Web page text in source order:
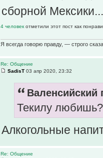
сборной
4 человек отметили этот пост как
Я всегда говорю правду, — строго
Re: Общение
SadisT 03 апр 2020, 23:32
Валенсийский
Текилу любишь?
Алкогольные
Re: Общение